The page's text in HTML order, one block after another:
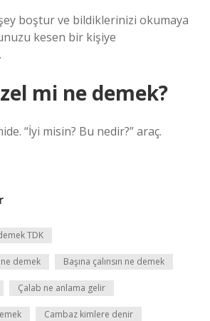
boştur ve bildiklerinizi okumaya
kesen bir kişiye
mi ne demek?
“İyi misin? Bu nedir?” araç.
TDK
ne demek Başına çalınsın ne demek
Çalab ne anlama gelir
Cambaz kimlere denir